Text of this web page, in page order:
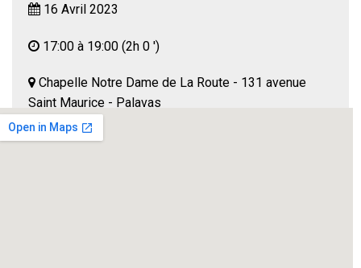
16 Avril 2023
17:00 à 19:00 (2h 0 ')
Chapelle Notre Dame de La Route - 131 avenue
Saint Maurice - Palavas
Palavas